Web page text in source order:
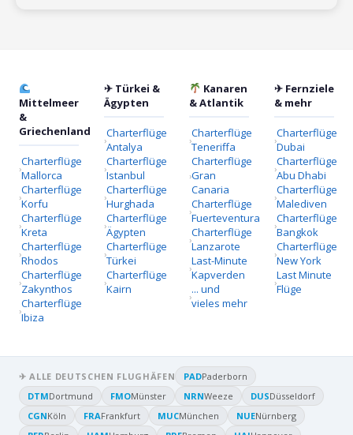
Mittelmeer
&
Griechenland
Charterflüge
Mallorca
Charterflüge
Korfu
Charterflüge
Kreta
Charterflüge
Rhodos
Charterflüge
Zakynthos
Charterflüge
Ibiza
✈ Türkei &
Ägypten
Charterflüge
Antalya
Charterflüge
Istanbul
Charterflüge
Hurghada
Charterflüge
Ägypten
Charterflüge
Türkei
Charterflüge
Kairn
Kanaren
& Atlantik
Charterflüge
Teneriffa
Charterflüge
Gran
Canaria
Charterflüge
Fuerteventura
Charterflüge
Lanzarote
Last-Minute
Kapverden
... und
vieles mehr
✈ Fernziele
& mehr
Charterflüge
Dubai
Charterflüge
Abu Dhabi
Charterflüge
Malediven
Charterflüge
Bangkok
Charterflüge
New York
Last Minute
Flüge
✈ ALLE DEUTSCHEN FLUGHÄFEN PADPaderborn
DTMDortmund FMOMünster NRNWeeze DUSDüsseldorf
CGNKöln FRAFrankfurt MUCMünchen NUENürnberg